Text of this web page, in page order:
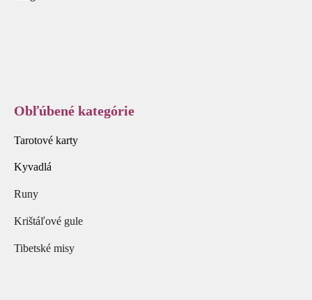
Obľúbené kategórie
Tarotové karty
Kyvadlá
Runy
Krištáľové gule
Tibetské misy